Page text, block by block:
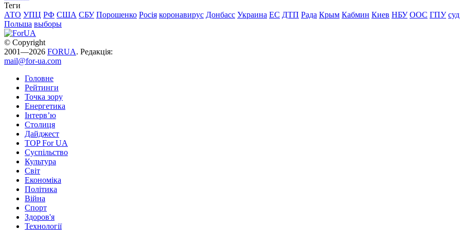
Теги
АТО УПЦ РФ США СБУ Порошенко Росія коронавирус Донбасс Украина ЕС ДТП Рада Крым Кабмин Киев НБУ ООС ГПУ суд
Польша выборы
© Copyright
2001—2026 FORUA. Редакція:
mail@for-ua.com
Головне
Рейтинги
Точка зору
Енергетика
Інтерв’ю
Столиця
Дайджест
TOP For UA
Суспiльство
Культура
Світ
Економіка
Політика
Війна
Спорт
Здоров'я
Технології